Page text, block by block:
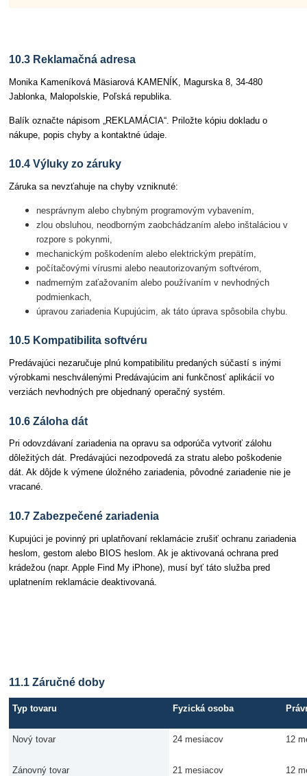
10.3 Reklamačná adresa
Monika Kameníková Mäsiarová KAMENÍK, Magurska 8, 34-480
Jablonka, Malopolskie, Poľská republika.
Balík označte nápisom „REKLAMÁCIA“. Priložte kópiu dokladu o
nákupe, popis chyby a kontaktné údaje.
10.4 Výluky zo záruky
Záruka sa nevzťahuje na chyby vzniknuté:
nesprávnym alebo chybným programovým vybavením,
zlou obsluhou, neodborným zaobchádzaním alebo inštaláciou v
rozpore s pokynmi,
mechanickým poškodením alebo elektrickým prepätím,
počítačovými vírusmi alebo neautorizovaným softvérom,
nadmerným zaťažovaním alebo používaním v nevhodných
podmienkach,
úpravou zariadenia Kupujúcim, ak táto úprava spôsobila chybu.
10.5 Kompatibilita softvéru
Predávajúci nezaručuje plnú kompatibilitu predaných súčastí s inými
výrobkami neschválenými Predávajúcim ani funkčnosť aplikácií vo
verziách nevhodných pre objednaný operačný systém.
10.6 Záloha dát
Pri odovzdávaní zariadenia na opravu sa odporúča vytvoriť zálohu
dôležitých dát. Predávajúci nezodpovedá za stratu alebo poškodenie
dát. Ak dôjde k výmene úložného zariadenia, pôvodné zariadenie nie je
vracané.
10.7 Zabezpečené zariadenia
Kupujúci je povinný pri uplatňovaní reklamácie zrušiť ochranu zariadenia
heslom, gestom alebo BIOS heslom. Ak je aktivovaná ochrana pred
krádežou (napr. Apple Find My iPhone), musí byť táto služba pred
uplatnením reklamácie deaktivovaná.
11.1 Záručné doby
Typ tovaru Fyzická osoba
Nový tovar 24 mesiacov 12
Zánovný tovar 21 mesiacov 12